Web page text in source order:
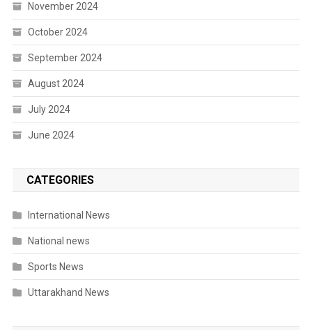
November 2024
October 2024
September 2024
August 2024
July 2024
June 2024
CATEGORIES
International News
National news
Sports News
Uttarakhand News